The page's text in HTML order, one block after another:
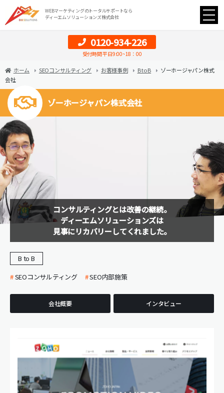
WEBマーケティングのトータルサポートなら
ディーエムソリューションズ株式会社
0120-934-226
受付時間 平日9:00~18：00
ホーム SEOコンサルティング お客様事例 B to B
ゾーホージャパン株式
会社
ゾーホージャパン株式会社
コンサルティングとは改善の継続。
ディーエムソリューションズは
見事にリカバリーしてくれました。
B to B
SEOコンサルティング
SEO内部施策
会社概要 インタビュー